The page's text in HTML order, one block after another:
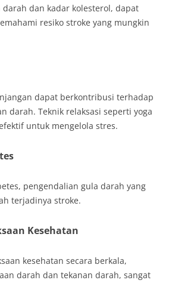
dan kadar kolesterol, dapat
resiko stroke yang mungkin
dapat berkontribusi terhadap
darah. Teknik relaksasi seperti yoga
untuk mengelola stres.
pengendalian gula darah yang
terjadinya stroke.
Kesehatan
kesehatan secara berkala,
darah dan tekanan darah, sangat